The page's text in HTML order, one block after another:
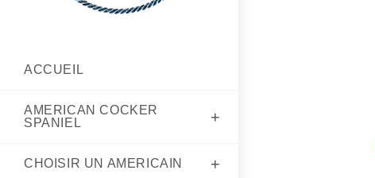
ACCUEIL
AMERICAN COCKER
SPANIEL
CHOISIR UN AMERICAIN